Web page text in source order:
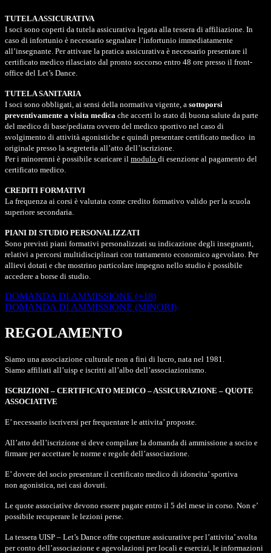
TUTELA ASSICURATIVA
I soci sono coperti da tutela assicurativa legata alla tessera di affiliazione. In
caso di infortunio è necessario segnalare l’infortunio immediatamente
all’insegnante. Per attivare la pratica assicurativa è necessario presentare il
certificato medico rilasciato dal pronto soccorso entro 48 ore presso il front-
office del Let’s Dance.
TUTELA SANITARIA
I soci sono obbligati, ai sensi della normativa vigente, a sottoporsi
preventivamente a visita medica che accerti lo stato di buona salute da parte
del medico di base/pediatra ovvero del medico sportivo nel caso di
svolgimento di attività agonistiche e quindi presentare certificato medico in
originale presso la segreteria all’atto dell’iscrizione.
Per i minorenni è possibile scaricare il modulo di esenzione al pagamento del
certificato medico.
CREDITI FORMATIVI
La frequenza ai corsi è valutata come credito formativo valido per la scuola
superiore secondaria.
PIANI DI STUDIO PERSONALIZZATI
Sono previsti piani formativi personalizzati su indicazione degli insegnanti,
relativi a percorsi multidisciplinari con trattamento economico agevolato. Per
allievi dotati e che mostrino particolare impegno nello studio è possibile
accedere a borse di studio.
DOMANDA DI AMMISSIONE (+18)
DOMANDA DI AMMISSIONE (MINORI)
REGOLAMENTO
Siamo una associazione culturale non a fini di lucro, nata nel 1981.
Siamo affiliati all’uisp e iscritti all’albo dell’associazionismo.
ISCRIZIONI – CERTIFICATO MEDICO – ASSICURAZIONE – QUOTE
ASSOCIATIVE
E’ necessario iscriversi per frequentare le attivita’ proposte.
All’atto dell’iscrizione si deve compilare la domanda di ammissione a socio e
firmare per accettare le norme e regole dell’associazione.
E’ dovere del socio presentare il certificato medico di idoneita’ sportiva
non agonistica, nei casi dovuti.
Le quote associative devono essere pagate entro il 5 del mese in corso. Non e’
possibile recuperare le lezioni perse.
La tessera UISP – Let’s Dance offre coperture assicurative per l’attivita’ svolta
per conto dell’associazione e agevolazioni per locali e esercizi, le informazioni